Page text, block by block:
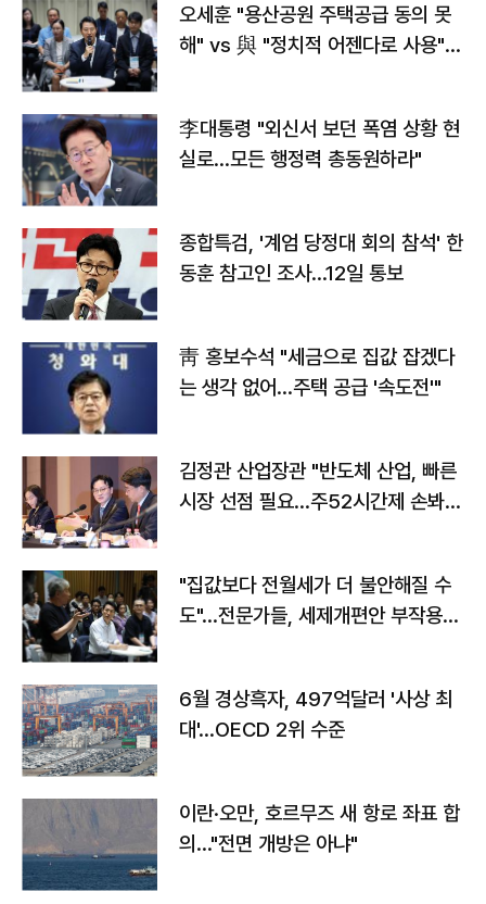
오세훈 "용산공원 주택공급 동의 못
해" vs 與 "정치적 어젠다로 사용"
李대통령 "외신서 보던 폭염 상황 현
실로…모든 행정력 총동원하라"
종합특검, '계엄 당정대 회의 참석' 한
동훈 참고인 조사...12일 통보
靑 홍보수석 "세금으로 집값 잡겠다
는 생각 없어…주택 공급 '속도전'"
김정관 산업장관 "반도체 산업, 빠른
시장 선점 필요…주52시간제 손봐
"집값보다 전월세가 더 불안해질 수
도"…전문가들, 세제개편안 부작용
6월 경상흑자, 497억달러 '사상 최
대'…OECD 2위 수준
이란·오만, 호르무즈 새 항로 좌표 합
의…"전면 개방은 아냐"